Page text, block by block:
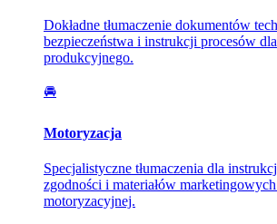
Dokładne tłumaczenie dokumentów
bezpieczeństwa i instrukcji procesów
produkcyjnego.
🚘
Motoryzacja
Specjalistyczne tłumaczenia dla
zgodności i materiałów
motoryzacyjnej.